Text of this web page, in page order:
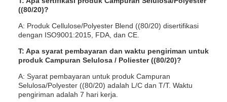
((80/20)?
A: Produk Cellulose/Polyester Blend ((80/20) disertifikasi
dengan ISO9001:2015, FDA, dan CE.
T: Apa syarat pembayaran dan waktu pengiriman untuk
produk Campuran Selulosa / Poliester ((80/20)?
A: Syarat pembayaran untuk produk Campuran
Selulosa/Polyester ((80/20) adalah L/C dan T/T. Waktu
pengiriman adalah 7 hari kerja.